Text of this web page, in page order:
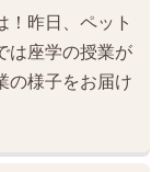
！昨日、ペット
は座学の授業が
の様子をお届け